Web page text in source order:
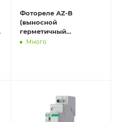
Фотореле AZ-B
(выносной
герметичный
фотодатчик IP65
Много